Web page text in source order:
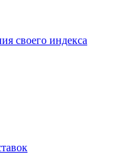
своего индекса